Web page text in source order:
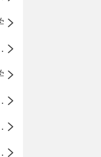
小学
小学
小学
小学